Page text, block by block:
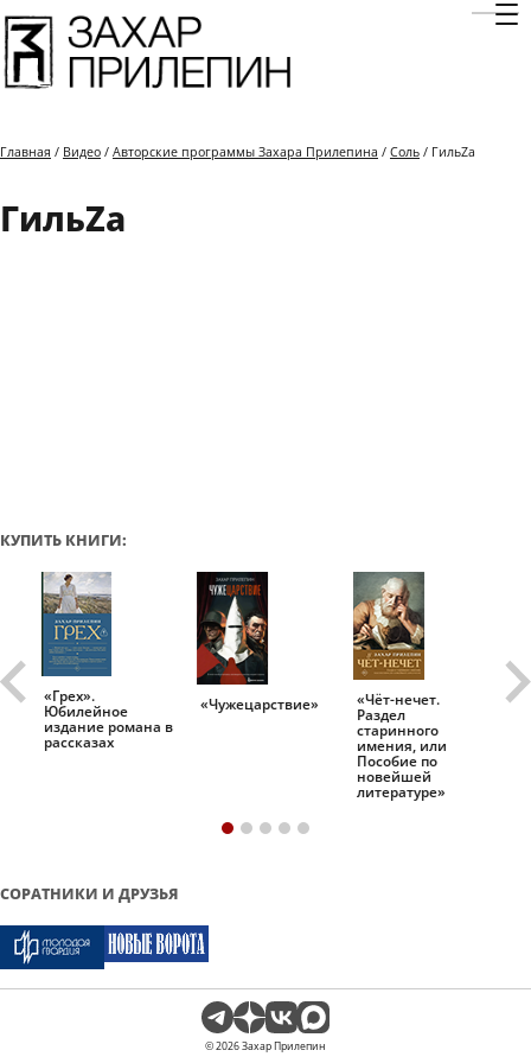
Главная / Видео / Авторские программы Захара Прилепина / Соль / ГильZа
ГильZа
КУПИТЬ КНИГИ:
«Грех».
Юбилейное
издание романа в
рассказах
«Чужецарствие» «Чёт-нечет.
Раздел
старинного
имения, или
Пособие по
новейшей
литературе»
СОРАТНИКИ И ДРУЗЬЯ
© 2026 Захар Прилепин